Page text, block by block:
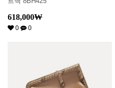
618,000₩
0 0